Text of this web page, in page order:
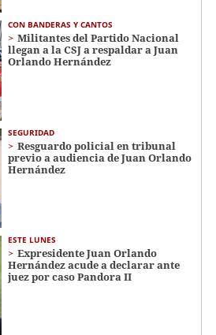
CON BANDERAS Y CANTOS
Militantes del Partido Nacional
llegan a la CSJ a respaldar a Juan
Orlando Hernández
SEGURIDAD
Resguardo policial en tribunal
previo a audiencia de Juan Orlando
Hernández
ESTE LUNES
Expresidente Juan Orlando
Hernández acude a declarar ante
juez por caso Pandora II